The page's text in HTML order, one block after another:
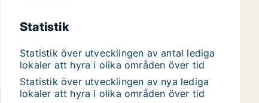
Statistik
Statistik över utvecklingen av antal lediga
lokaler att hyra i olika områden över tid
Statistik över utvecklingen av nya lediga
lokaler att hyra i olika områden över tid